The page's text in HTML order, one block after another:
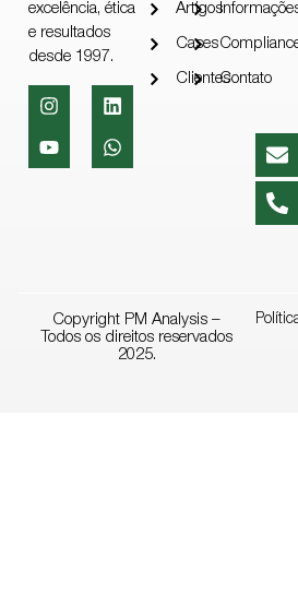
excelência, ética
e resultados
desde 1997.
Artigos
Cases
ClientesContato
Copyright PM Analysis –
Todos os direitos reservados
2025.